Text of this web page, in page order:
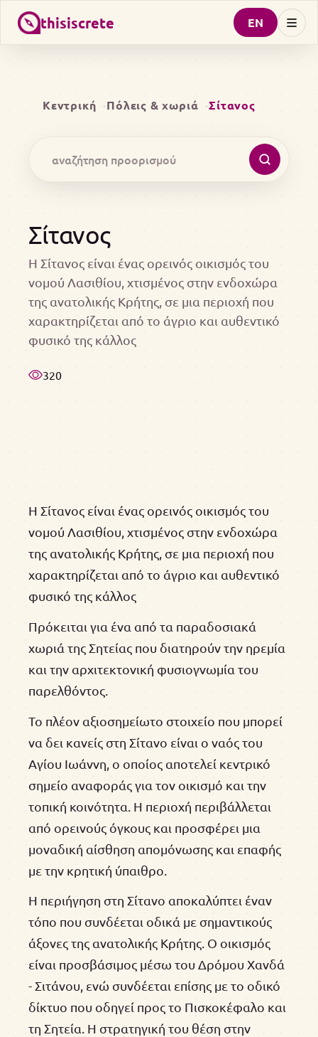
thisiscrete EN
Κεντρική Πόλεις & χωριά Σίτανος
Σίτανος
Η Σίτανος είναι ένας ορεινός οικισμός του
νομού Λασιθίου, χτισμένος στην ενδοχώρα
της ανατολικής Κρήτης, σε μια περιοχή που
χαρακτηρίζεται από το άγριο και αυθεντικό
φυσικό της κάλλος
320
Η Σίτανος είναι ένας ορεινός οικισμός του
νομού Λασιθίου, χτισμένος στην ενδοχώρα
της ανατολικής Κρήτης, σε μια περιοχή που
χαρακτηρίζεται από το άγριο και αυθεντικό
φυσικό της κάλλος
Πρόκειται για ένα από τα παραδοσιακά
χωριά της Σητείας που διατηρούν την ηρεμία
και την αρχιτεκτονική φυσιογνωμία του
παρελθόντος.
Το πλέον αξιοσημείωτο στοιχείο που μπορεί
να δει κανείς στη Σίτανο είναι ο ναός του
Αγίου Ιωάννη, ο οποίος αποτελεί κεντρικό
σημείο αναφοράς για τον οικισμό και την
τοπική κοινότητα. Η περιοχή περιβάλλεται
από ορεινούς όγκους και προσφέρει μια
μοναδική αίσθηση απομόνωσης και επαφής
με την κρητική ύπαιθρο.
Η περιήγηση στη Σίτανο αποκαλύπτει έναν
τόπο που συνδέεται οδικά με σημαντικούς
άξονες της ανατολικής Κρήτης. Ο οικισμός
είναι προσβάσιμος μέσω του Δρόμου Χανδά
- Σιτάνου, ενώ συνδέεται επίσης με το οδικό
δίκτυο που οδηγεί προς το Πισκοκέφαλο και
τη Σητεία. Η στρατηγική του θέση στην